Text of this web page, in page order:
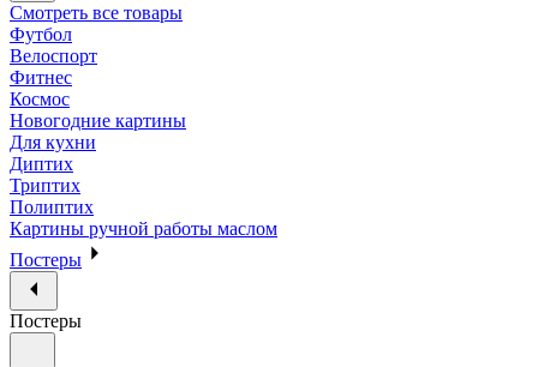
Смотреть все товары
Футбол
Велоспорт
Фитнес
Космос
Новогодние картины
Для кухни
Диптих
Триптих
Полиптих
Картины ручной работы маслом
Постеры
Постеры